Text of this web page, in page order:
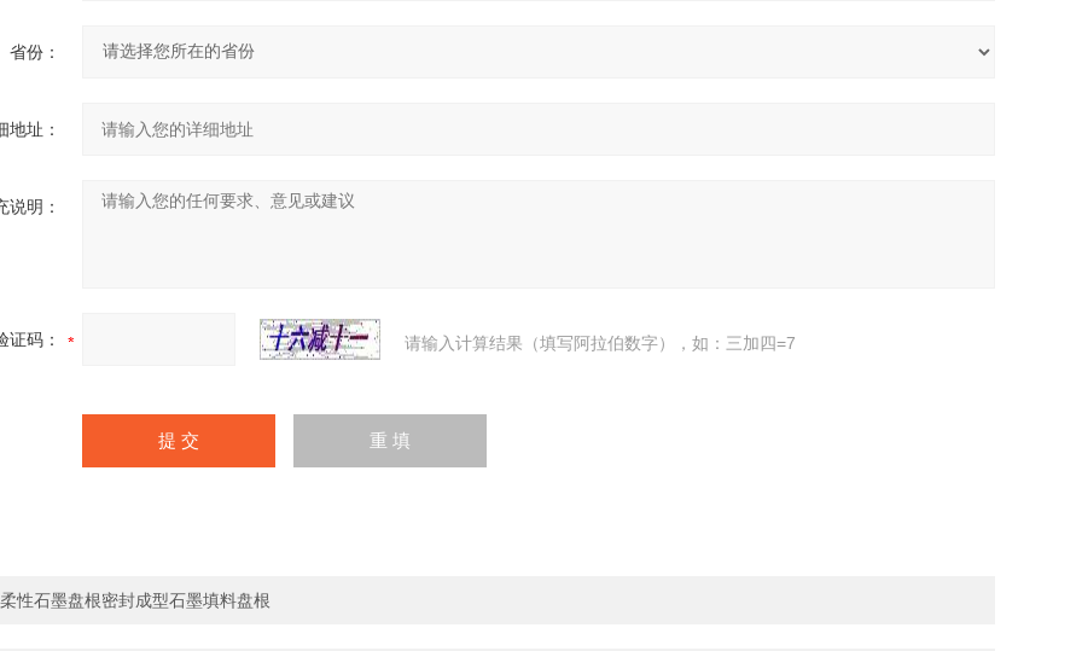
省份：
地址：
说明：
证码： 请输入计算结果（填写阿拉伯数字），如：三加四=7
柔性石墨盘根密封成型石墨填料盘根